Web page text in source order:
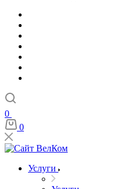
0
0
Услуги